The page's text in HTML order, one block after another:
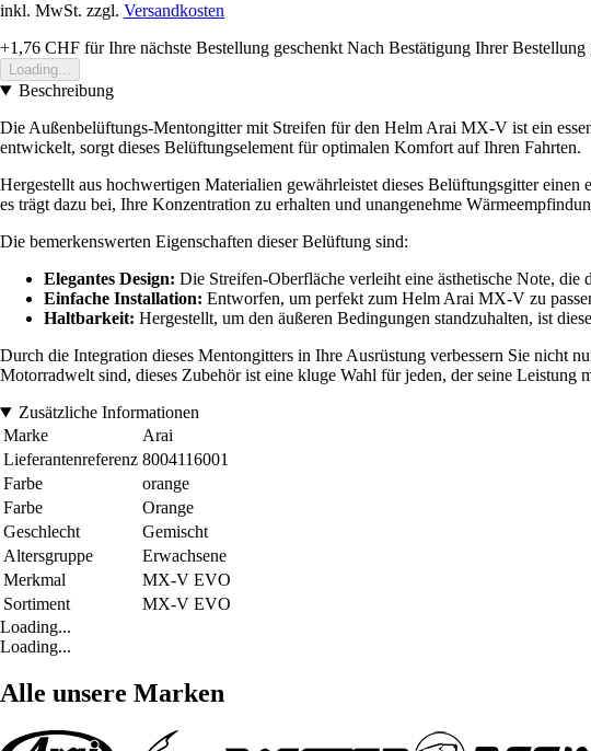
inkl. MwSt. zzgl. Versandkosten
+1,76 CHF für Ihre nächste Bestellung geschenkt Nach Bestätigung Ihrer Bestellung
Loading...
Beschreibung
Die Außenbelüftungs-Mentongitter mit Streifen für den Helm Arai MX-V ist ein
entwickelt, sorgt dieses Belüftungselement für optimalen Komfort auf Ihren Fahrten.
Hergestellt aus hochwertigen Materialien gewährleistet dieses Belüftungsgitter
es trägt dazu bei, Ihre Konzentration zu erhalten und unangenehme
Die bemerkenswerten Eigenschaften dieser Belüftung sind:
Elegantes Design: Die Streifen-Oberfläche verleiht eine ästhetische Note, die
Einfache Installation: Entworfen, um perfekt zum Helm Arai MX-V zu
Haltbarkeit: Hergestellt, um den äußeren Bedingungen standzuhalten, ist
Durch die Integration dieses Mentongitters in Ihre Ausrüstung verbessern Sie nicht
Motorradwelt sind, dieses Zubehör ist eine kluge Wahl für jeden, der seine
Zusätzliche Informationen
Marke
Arai
Lieferantenreferenz 8004116001
Farbe
orange
Farbe
Orange
Geschlecht
Gemischt
Altersgruppe
Erwachsene
Merkmal
MX-V EVO
Sortiment
MX-V EVO
Loading...
Loading...
Alle unsere Marken